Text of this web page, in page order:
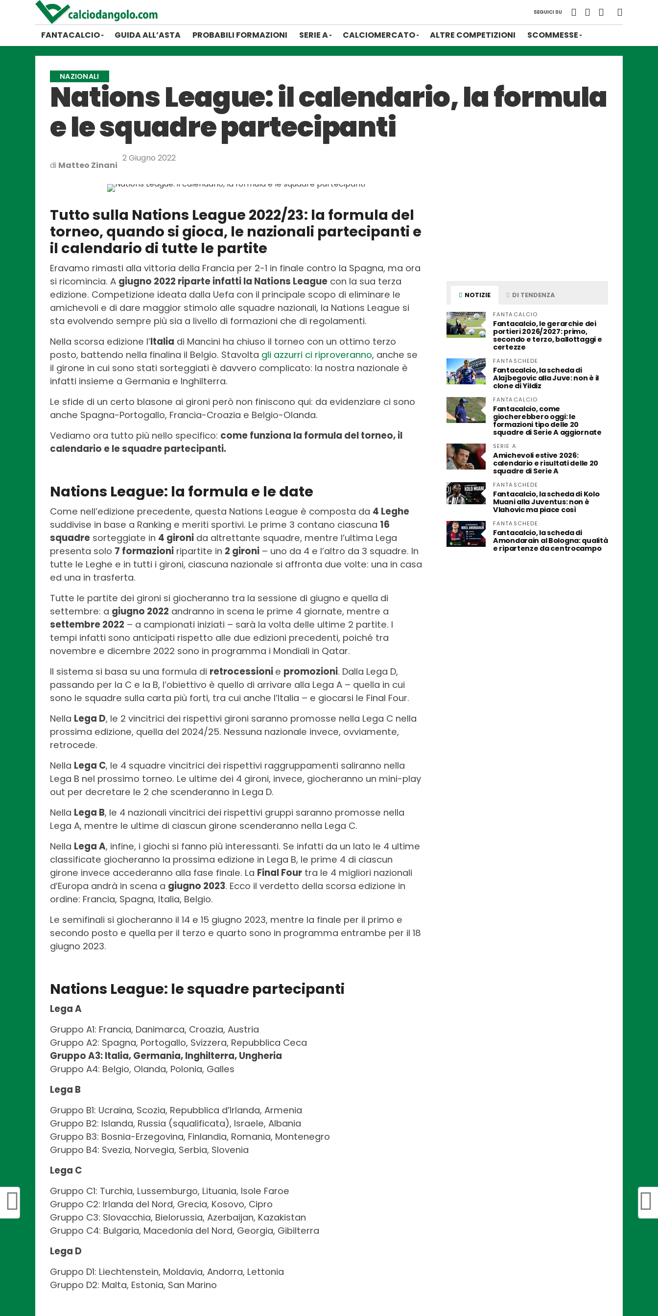
SEGUICI SU
FANTACALCIO GUIDA ALL’ASTA PROBABILI FORMAZIONI SERIE A CALCIOMERCATO ALTRE COMPETIZIONI SCOMMESSE
NAZIONALI
Nations League: il calendario, la formula
e le squadre partecipanti
di Matteo Zinani
2 Giugno 2022
Tutto sulla Nations League 2022/23: la formula del
torneo, quando si gioca, le nazionali partecipanti e
il calendario di tutte le partite
Eravamo rimasti alla vittoria della Francia per 2-1 in finale contro la Spagna, ma ora
si ricomincia. A giugno 2022 riparte infatti la Nations League con la sua terza
edizione. Competizione ideata dalla Uefa con il principale scopo di eliminare le
amichevoli e di dare maggior stimolo alle squadre nazionali, la Nations League si
sta evolvendo sempre più sia a livello di formazioni che di regolamenti.
Nella scorsa edizione l’Italia di Mancini ha chiuso il torneo con un ottimo terzo
posto, battendo nella finalina il Belgio. Stavolta gli azzurri ci riproveranno, anche se
il girone in cui sono stati sorteggiati è davvero complicato: la nostra nazionale è
infatti insieme a Germania e Inghilterra.
Le sfide di un certo blasone ai gironi però non finiscono qui: da evidenziare ci sono
anche Spagna-Portogallo, Francia-Croazia e Belgio-Olanda.
Vediamo ora tutto più nello specifico: come funziona la formula del torneo, il
calendario e le squadre partecipanti.
Nations League: la formula e le date
Come nell’edizione precedente, questa Nations League è composta da 4 Leghe
suddivise in base a Ranking e meriti sportivi. Le prime 3 contano ciascuna 16
squadre sorteggiate in 4 gironi da altrettante squadre, mentre l’ultima Lega
presenta solo 7 formazioni ripartite in 2 gironi – uno da 4 e l’altro da 3 squadre. In
tutte le Leghe e in tutti i gironi, ciascuna nazionale si affronta due volte: una in casa
ed una in trasferta.
Tutte le partite dei gironi si giocheranno tra la sessione di giugno e quella di
settembre: a giugno 2022 andranno in scena le prime 4 giornate, mentre a
settembre 2022 – a campionati iniziati – sarà la volta delle ultime 2 partite. I
tempi infatti sono anticipati rispetto alle due edizioni precedenti, poiché tra
novembre e dicembre 2022 sono in programma i Mondiali in Qatar.
Il sistema si basa su una formula di retrocessioni e promozioni. Dalla Lega D,
passando per la C e la B, l’obiettivo è quello di arrivare alla Lega A – quella in cui
sono le squadre sulla carta più forti, tra cui anche l’Italia – e giocarsi le Final Four.
Nella Lega D, le 2 vincitrici dei rispettivi gironi saranno promosse nella Lega C nella
prossima edizione, quella del 2024/25. Nessuna nazionale invece, ovviamente,
retrocede.
Nella Lega C, le 4 squadre vincitrici dei rispettivi raggruppamenti saliranno nella
Lega B nel prossimo torneo. Le ultime dei 4 gironi, invece, giocheranno un mini-play
out per decretare le 2 che scenderanno in Lega D.
Nella Lega B, le 4 nazionali vincitrici dei rispettivi gruppi saranno promosse nella
Lega A, mentre le ultime di ciascun girone scenderanno nella Lega C.
Nella Lega A, infine, i giochi si fanno più interessanti. Se infatti da un lato le 4 ultime
classificate giocheranno la prossima edizione in Lega B, le prime 4 di ciascun
girone invece accederanno alla fase finale. La Final Four tra le 4 migliori nazionali
d’Europa andrà in scena a giugno 2023. Ecco il verdetto della scorsa edizione in
ordine: Francia, Spagna, Italia, Belgio.
Le semifinali si giocheranno il 14 e 15 giugno 2023, mentre la finale per il primo e
secondo posto e quella per il terzo e quarto sono in programma entrambe per il 18
giugno 2023.
Nations League: le squadre partecipanti
Lega A
Gruppo A1: Francia, Danimarca, Croazia, Austria
Gruppo A2: Spagna, Portogallo, Svizzera, Repubblica Ceca
Gruppo A3: Italia, Germania, Inghilterra, Ungheria
Gruppo A4: Belgio, Olanda, Polonia, Galles
Lega B
Gruppo B1: Ucraina, Scozia, Repubblica d’Irlanda, Armenia
Gruppo B2: Islanda, Russia (squalificata), Israele, Albania
Gruppo B3: Bosnia-Erzegovina, Finlandia, Romania, Montenegro
Gruppo B4: Svezia, Norvegia, Serbia, Slovenia
Lega C
Gruppo C1: Turchia, Lussemburgo, Lituania, Isole Faroe
Gruppo C2: Irlanda del Nord, Grecia, Kosovo, Cipro
Gruppo C3: Slovacchia, Bielorussia, Azerbaijan, Kazakistan
Gruppo C4: Bulgaria, Macedonia del Nord, Georgia, Gibilterra
Lega D
Gruppo D1: Liechtenstein, Moldavia, Andorra, Lettonia
Gruppo D2: Malta, Estonia, San Marino
NOTIZIE DI TENDENZA
FANTACALCIO
Fantacalcio, le gerarchie dei
portieri 2026/2027: primo,
secondo e terzo, ballottaggi e
certezze
FANTASCHEDE
Fantacalcio, la scheda di
Alajbegovic alla Juve: non è il
clone di Yildiz
FANTACALCIO
Fantacalcio, come
giocherebbero oggi: le
formazioni tipo delle 20
squadre di Serie A aggiornate
SERIE A
Amichevoli estive 2026:
calendario e risultati delle 20
squadre di Serie A
FANTASCHEDE
Fantacalcio, la scheda di Kolo
Muani alla Juventus: non è
Vlahovic ma piace così
FANTASCHEDE
Fantacalcio, la scheda di
Amondarain al Bologna: qualità
e ripartenze da centrocampo